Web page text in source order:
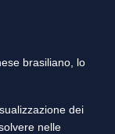
brasiliano, lo
dei
nelle